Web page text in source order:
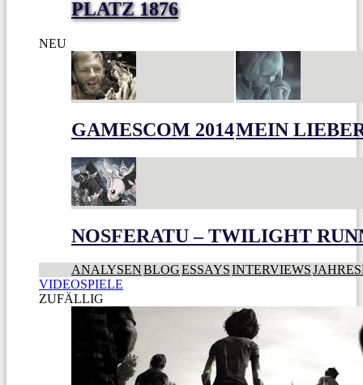
PLATZ 1876
NEU
GAMESCOM 2014MEIN
NOSFERATU – TWILIGHT
ANALYSENBLOGESSAYSINTERVIEWS
VIDEOSPIELE
ZUFÄLLIG